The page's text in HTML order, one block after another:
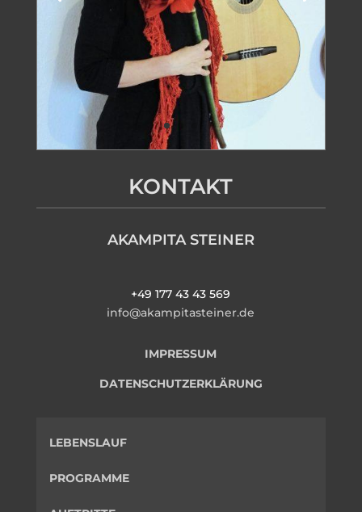
KONTAKT
AKAMPITA STEINER
+49 177 43 43 569
info@akampitasteiner.de
IMPRESSUM
DATENSCHUTZERKLÄRUNG
LEBENSLAUF
PROGRAMME